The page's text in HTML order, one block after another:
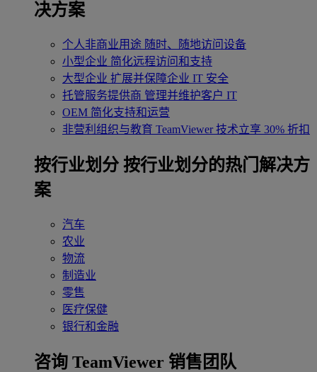
决方案
个人非商业用途 随时、随地访问设备
小型企业 简化远程访问和支持
大型企业 扩展并保障企业 IT 安全
托管服务提供商 管理并维护客户 IT
OEM 简化支持和运营
非营利组织与教育 TeamViewer 技术立享 30% 折扣
‌按行业划分 按行业划分的热门解决方
案
汽车
农业
物流
制造业
零售
医疗保健
银行和金融
咨询 TeamViewer 销售团队